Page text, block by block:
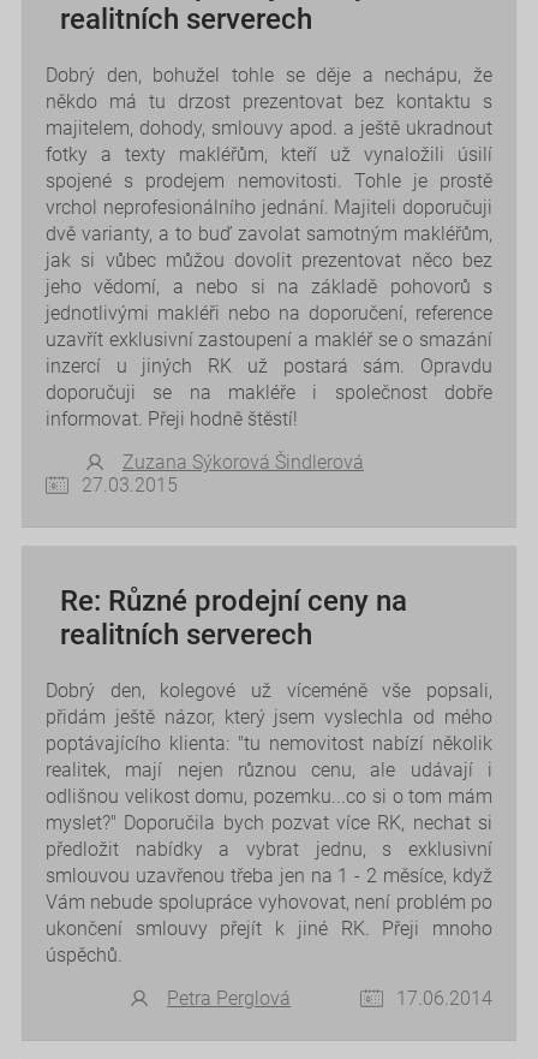
realitních serverech
Dobrý den, bohužel tohle se děje a nechápu, že
někdo má tu drzost prezentovat bez kontaktu s
majitelem, dohody, smlouvy apod. a ještě ukradnout
fotky a texty makléřům, kteří už vynaložili úsilí
spojené s prodejem nemovitosti. Tohle je prostě
vrchol neprofesionálního jednání. Majiteli doporučuji
dvě varianty, a to buď zavolat samotným makléřům,
jak si vůbec můžou dovolit prezentovat něco bez
jeho vědomí, a nebo si na základě pohovorů s
jednotlivými makléři nebo na doporučení, reference
uzavřít exklusivní zastoupení a makléř se o smazání
inzercí u jiných RK už postará sám. Opravdu
doporučuji se na makléře i společnost dobře
informovat. Přeji hodně štěstí!
Zuzana Sýkorová Šindlerová
27.03.2015
Re: Různé prodejní ceny na
realitních serverech
Dobrý den, kolegové už víceméně vše popsali,
přidám ještě názor, který jsem vyslechla od mého
poptávajícího klienta: "tu nemovitost nabízí několik
realitek, mají nejen různou cenu, ale udávají i
odlišnou velikost domu, pozemku...co si o tom mám
myslet?" Doporučila bych pozvat více RK, nechat si
předložit nabídky a vybrat jednu, s exklusivní
smlouvou uzavřenou třeba jen na 1 - 2 měsíce, když
Vám nebude spolupráce vyhovovat, není problém po
ukončení smlouvy přejít k jiné RK. Přeji mnoho
úspěchů.
Petra Perglová
17.06.2014